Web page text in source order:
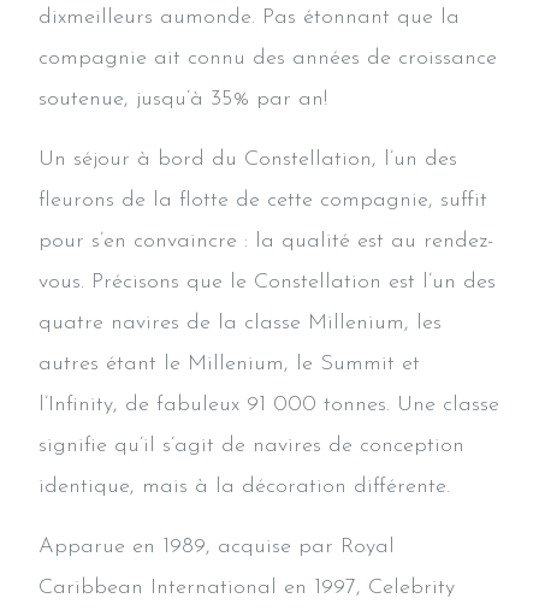
dixmeilleurs aumonde. Pas étonnant que la
compagnie ait connu des années de croissance
soutenue, jusqu’à 35% par an!
Un séjour à bord du Constellation, l’un des
fleurons de la flotte de cette compagnie, suffit
pour s’en convaincre : la qualité est au rendez-
vous. Précisons que le Constellation est l’un des
quatre navires de la classe Millenium, les
autres étant le Millenium, le Summit et
l’Infinity, de fabuleux 91 000 tonnes. Une classe
signifie qu’il s’agit de navires de conception
identique, mais à la décoration différente.
Apparue en 1989, acquise par Royal
Caribbean International en 1997, Celebrity